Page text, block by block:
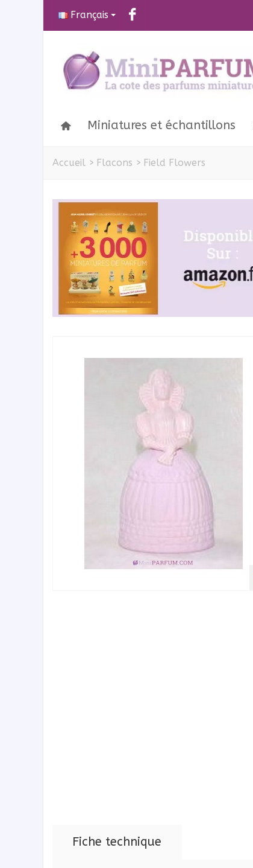
Français
Miniatures et échantillons
Accueil > Flacons > Field Flowers
Fiche technique